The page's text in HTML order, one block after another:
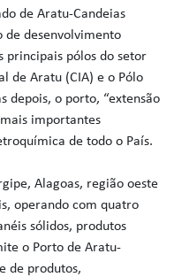
de Aratu-Candeias
de desenvolvimento
principais pólos do setor
de Aratu (CIA) e o Pólo
depois, o porto, “extensão
importantes
de todo o País.
Alagoas, região oeste
operando com quatro
sólidos, produtos
o Porto de Aratu-
de produtos,